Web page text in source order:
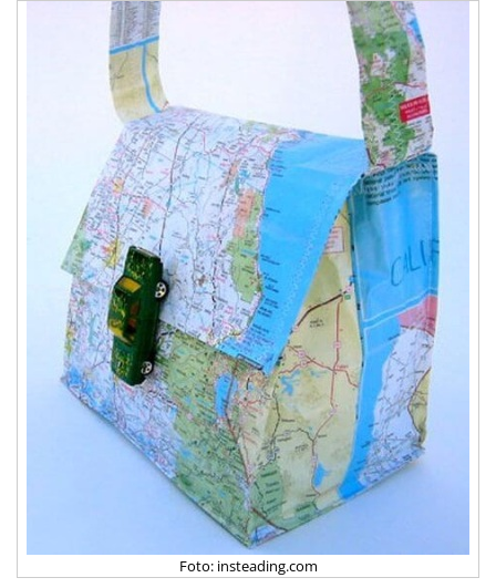
Foto: insteading.com